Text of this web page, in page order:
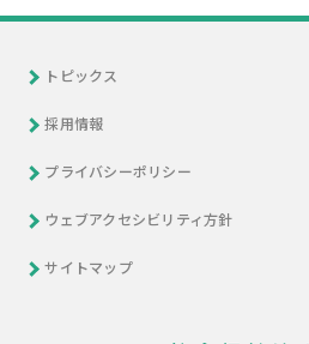
トピックス
採用情報
プライバシーポリシー
ウェブアクセシビリティ方針
サイトマップ